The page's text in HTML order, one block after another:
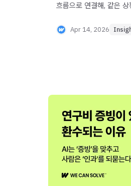
흐름으로 연결해, 같은
협업툴과의 차이, 자가진
Apr 14, 2026